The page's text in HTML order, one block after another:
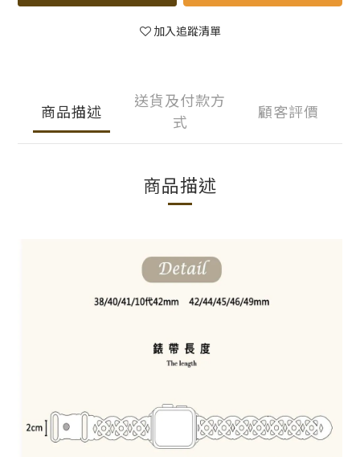
加入追蹤清單
商品描述
送貨及付款方
式
顧客評價
商品描述